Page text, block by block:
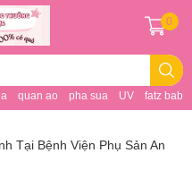
quan ao pha sua UV fatz baby
0
Tại Bệnh Viện Phụ Sản An